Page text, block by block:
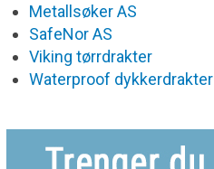
Metallsøker AS
SafeNor AS
Viking tørrdrakter
Waterproof dykkerdrakter